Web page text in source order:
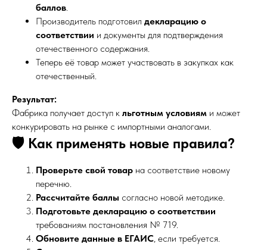
баллов.
Производитель подготовил декларацию о
соответствии и документы для подтверждения
отечественного содержания.
Теперь её товар может участвовать в закупках как
отечественный.
Результат:
Фабрика получает доступ к льготным условиям и может
конкурировать на рынке с импортными аналогами.
🛡️ Как применять новые правила?
Проверьте свой товар на соответствие новому
перечню.
Рассчитайте баллы согласно новой методике.
Подготовьте декларацию о соответствии
требованиям постановления № 719.
Обновите данные в ЕГАИС, если требуется.